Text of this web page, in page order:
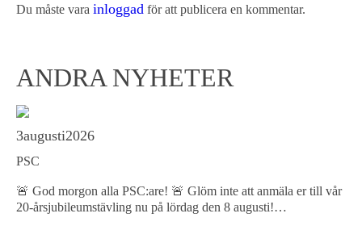
Du måste vara inloggad för att publicera en kommentar.
ANDRA NYHETER
3augusti2026
PSC
🚨 God morgon alla PSC:are! 🚨 Glöm inte att anmäla er till vår
20-årsjubileumstävling nu på lördag den 8 augusti!…